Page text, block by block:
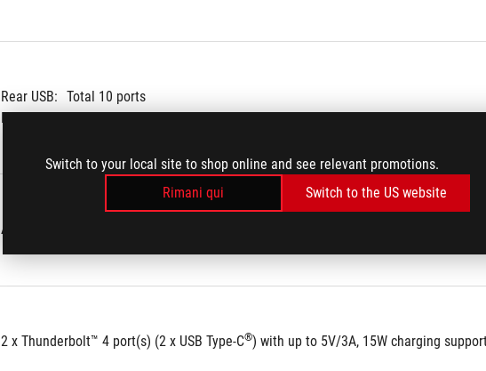
Switch to your local site to shop online and see relevant promotions.
Rimani qui
Switch to the US website
Rear USB: Total 10 ports
Front USB:
Total 10 ports
2 x Thunderbolt™ 4 port(s) (2 x USB Type-C®) with up to 5V/3A, 15W charging